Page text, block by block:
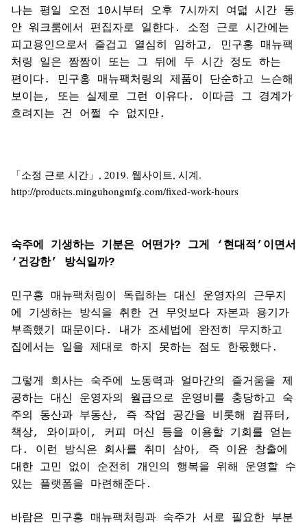
나는 평일 오전 10시부터 오후 7시까지 여덟 시간 동
안 워크룸에서 편집자로 일한다. 소정 근로 시간에는
피고용인으로서 즐겁고 열심히 임하고, 민구홍 매뉴팩
처링 일은 짬짬이 또는 그 뒤에 두 시간 정도 하는
편이다. 민구홍 매뉴팩처링의 제품이 단순하고 느슨해
보이는, 또는 실제로 그런 이유다. 이따금 그 경계가
흐려지는 건 어쩔 수 없지만.
「소정 근로 시간」, 2019. 웹사이트, 시계.
http://products.minguhongmfg.com/fixed-work-hours
숙주에 기생하는 기분은 어떤가? 그게 ‘현대적’이면서
‘건강한’ 방식일까?
민구홍 매뉴팩처링이 독립하는 대신 운영자의 근무지
에 기생하는 방식을 취한 건 무엇보다 자본과 용기가
부족했기 때문이다. 내가 조세법에 완전히 무지하고
집에서는 일을 제대로 하지 못하는 점도 한몫했다.
그렇게 회사는 숙주에 노동력과 얼마간의 즐거움을 제
공하는 대신 운영자의 월급으로 운영비를 충당하고 숙
주의 동산과 부동산, 즉 작업 공간을 비롯해 컴퓨터,
책상, 와이파이, 커피 머신 등을 이용할 기회를 얻는
다. 이런 방식은 회사를 취미 삼아, 즉 이윤 창출에
대한 고민 없이 순전히 개인의 행복을 위해 운영할 수
있는 플랫폼을 마련해준다.
바람은 민구홍 매뉴팩처링과 숙주가 서로 필요한 부분